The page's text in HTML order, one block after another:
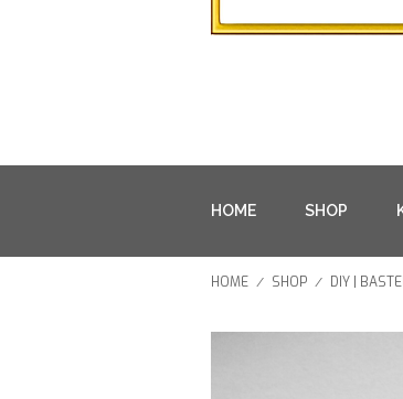
HOME SHOP
HOME / SHOP / DIY |